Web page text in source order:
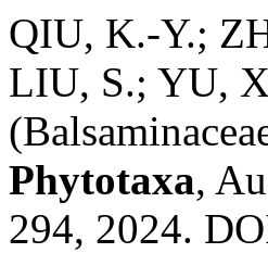
QIU, K.-Y.;
LIU, S.; YU,
Phytotaxa,
294, 2024.